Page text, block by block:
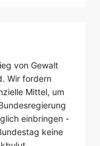
von Gewalt
Wir fordern
Mittel, um
einbringen -
keine